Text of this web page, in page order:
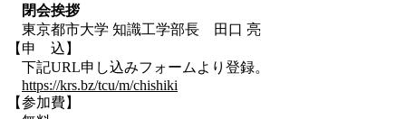
閉会挨拶
東京都市大学 知識工学部長 田口 亮
【申 込】
下記URL申し込みフォームより登録。
https://krs.bz/tcu/m/chishiki
【参加費】